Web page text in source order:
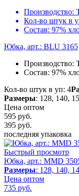
Производство:
Кол-во штук в
Состав: 97%
Юбка, арт.: BLU 3165
Производство:
Состав: 97%
Кол-во штук в уп: 4
Размеры: 128, 140,
Цена оптом
595 руб.
395 руб.
последняя упаковка
Быстрый просмотр
Юбка, арт.: MMD
Размеры: 128, 140,
Цена оптом
735 руб.